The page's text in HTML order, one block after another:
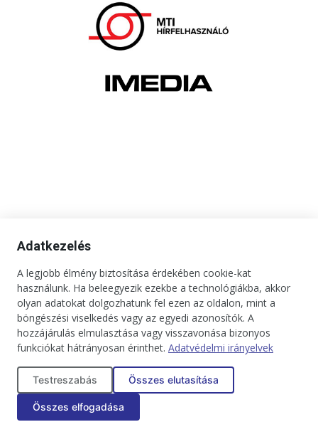
Kapcsolat Impresszum Médiaajánlat
Jogi tudnivalók
Adatkezelési tájékoztató
Copyright © 2025. Minden jog fenntartva. onBRANDS
Adatkezelés
A legjobb élmény biztosítása érdekében cookie-kat
használunk. Ha beleegyezik ezekbe a technológiákba, akkor
olyan adatokat dolgozhatunk fel ezen az oldalon, mint a
böngészési viselkedés vagy az egyedi azonosítók. A
hozzájárulás elmulasztása vagy visszavonása bizonyos
funkciókat hátrányosan érinthet. Adatvédelmi irányelvek
Testreszabás Összes elutasítása
Összes elfogadása